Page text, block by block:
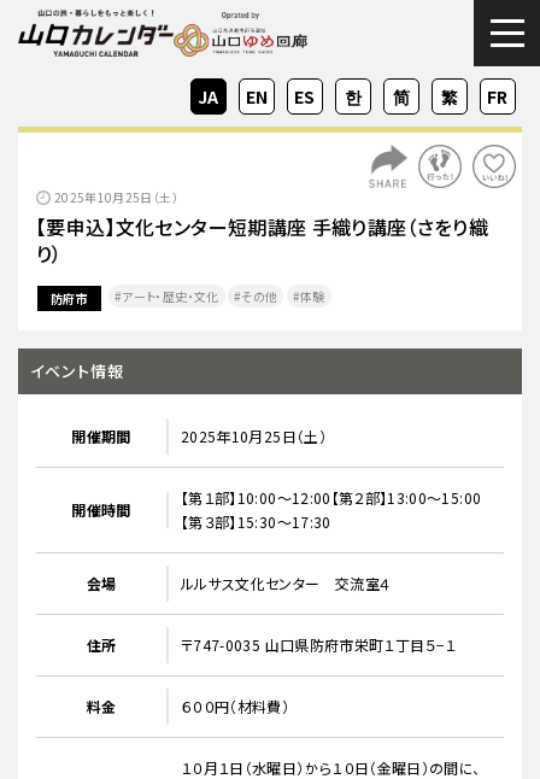
ZH-
CN
ZH-
TW
EN FR
JA KO
ES
2025年10月25日（土）
【要申込】文化センター短期講座 手織り講座（さをり織
り）
防府市 アート・歴史・文化 その他 体験
イベント情報
開催期間 2025年10月25日（土）
開催時間
【第１部】10:00～12:00【第２部】13:00～15:00
【第３部】15:30～17:30
会場 ルルサス文化センター 交流室４
住所 〒747-0035 山口県防府市栄町１丁目５−１
料金 ６００円（材料費）
１０月１日（水曜日）から１０日（金曜日）の間に、